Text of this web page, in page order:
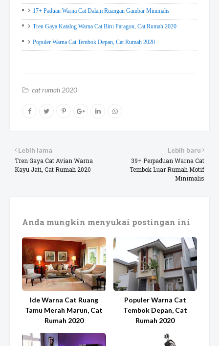
17+ Paduan Warna Cat Dalam Ruangan Gambar Minimalis
Tren Gaya Katalog Warna Cat Biru Paragon, Cat Rumah 2020
Populer Warna Cat Tembok Depan, Cat Rumah 2020
cat rumah 2020
Lebih baru
39+ Perpaduan Warna Cat
Tembok Luar Rumah Motif
Minimalis
Lebih lama
Tren Gaya Cat Avian Warna
Kayu Jati, Cat Rumah 2020
Anda mungkin menyukai postingan ini
Ide Warna Cat Ruang
Tamu Merah Marun, Cat
Rumah 2020
Populer Warna Cat
Tembok Depan, Cat
Rumah 2020